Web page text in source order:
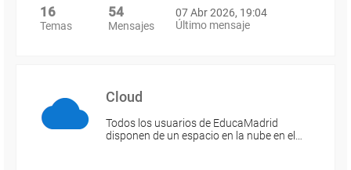
16
Temas
54
Mensajes
07 Abr 2026, 19:04
Último mensaje
Cloud
Todos los usuarios de EducaMadrid
disponen de un espacio en la nube en el…